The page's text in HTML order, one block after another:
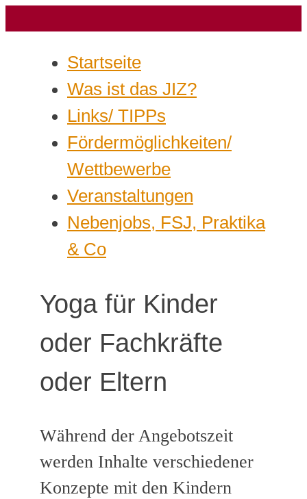
Startseite
Was ist das JIZ?
Links/ TIPPs
Fördermöglichkeiten/
Wettbewerbe
Veranstaltungen
Nebenjobs, FSJ, Praktika
& Co
Yoga für Kinder
oder Fachkräfte
oder Eltern
Während der Angebotszeit
werden Inhalte verschiedener
Konzepte mit den Kindern